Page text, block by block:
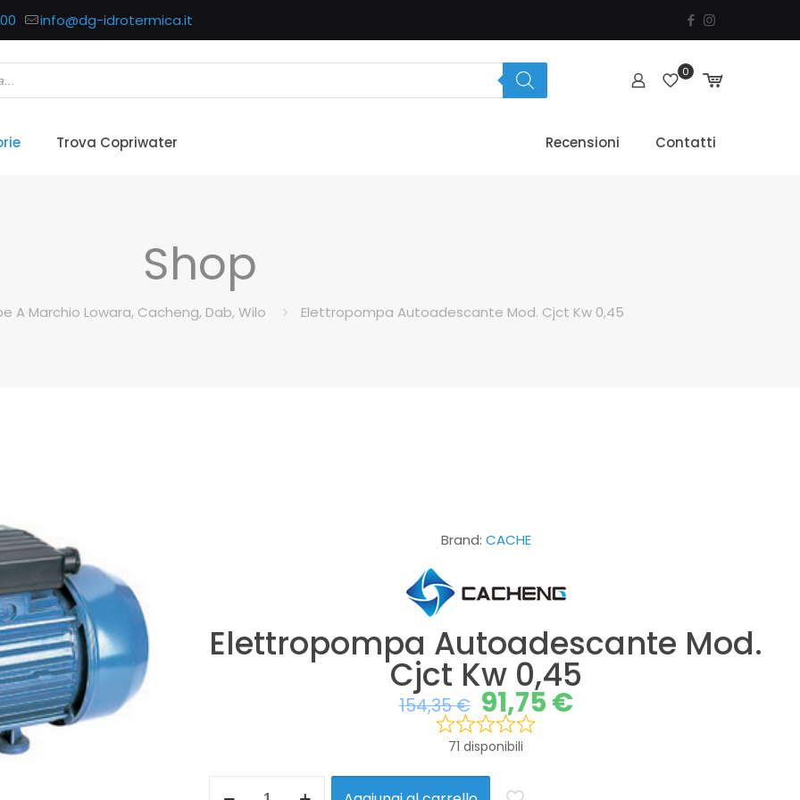
info@dg-idrotermica.it
0
Trova Copriwater Recensioni Contatti
Shop
A Marchio Lowara, Cacheng, Dab, Wilo Elettropompa Autoadescante Mod. Cjct Kw 0,45
Brand: CACHE
Elettropompa Autoadescante Mod.
Cjct Kw 0,45
154,35€ 91,75€
71 disponibili